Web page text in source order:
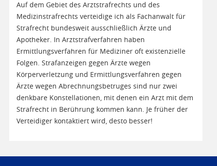
Auf dem Gebiet des Arztstrafrechts und des
Medizinstrafrechts verteidige ich als Fachanwalt für
Strafrecht bundesweit ausschließlich Ärzte und
Apotheker. In Arztstrafverfahren haben
Ermittlungsverfahren für Mediziner oft existenzielle
Folgen. Strafanzeigen gegen Ärzte wegen
Körperverletzung und Ermittlungsverfahren gegen
Ärzte wegen Abrechnungsbetruges sind nur zwei
denkbare Konstellationen, mit denen ein Arzt mit dem
Strafrecht in Berührung kommen kann. Je früher der
Verteidiger kontaktiert wird, desto besser!